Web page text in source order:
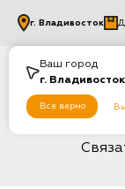
Ваш город
г. Владивосток
Все верно
г. Владивосток